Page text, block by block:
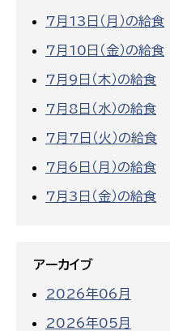
7月13日（月）の給食
7月10日（金）の給食
7月9日（木）の給食
7月8日（水）の給食
7月7日（火）の給食
7月6日（月）の給食
7月3日（金）の給食
アーカイブ
2026年06月
2026年05月